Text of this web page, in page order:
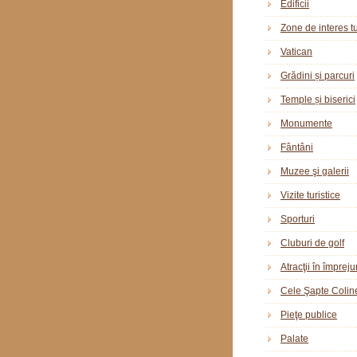
Edificii
Zone de interes
Vatican
Grădini și parcuri
Temple și biserici
Monumente
Fântâni
Muzee şi galerii
Vizite turistice
Sporturi
Cluburi de golf
Atracţii în
Cele Şapte
Pieţe publice
Palate